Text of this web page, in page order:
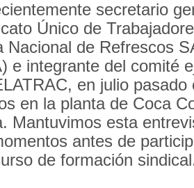
secretario
Único de
Nacional de Refrescos
e integrante del comité
en julio pasado
en la planta de Coca
Mantuvimos esta
antes de
de formación